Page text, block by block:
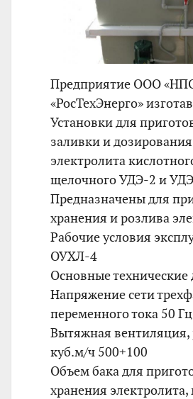
Предприятие ООО
«РосТехЭнерго»
Установки для
заливки и дозирования
электролита
щелочного УДЭ-2 и
Предназначены для
хранения и розлива
Рабочие условия
ОУХЛ-4
Основные
Напряжение сети
переменного тока 50
Вытяжная вентиляция,
куб.м/ч 500+100
Объем бака для
хранения